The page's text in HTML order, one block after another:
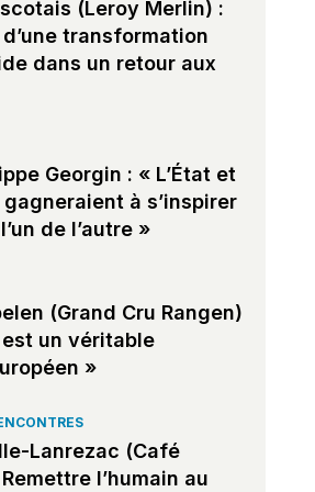
(Leroy Merlin) :
transformation
dans un retour aux
Georgin : « L’État et
gagneraient à s’inspirer
de l’autre »
(Grand Cru Rangen)
est un véritable
»
Lanrezac (Café
l’humain au